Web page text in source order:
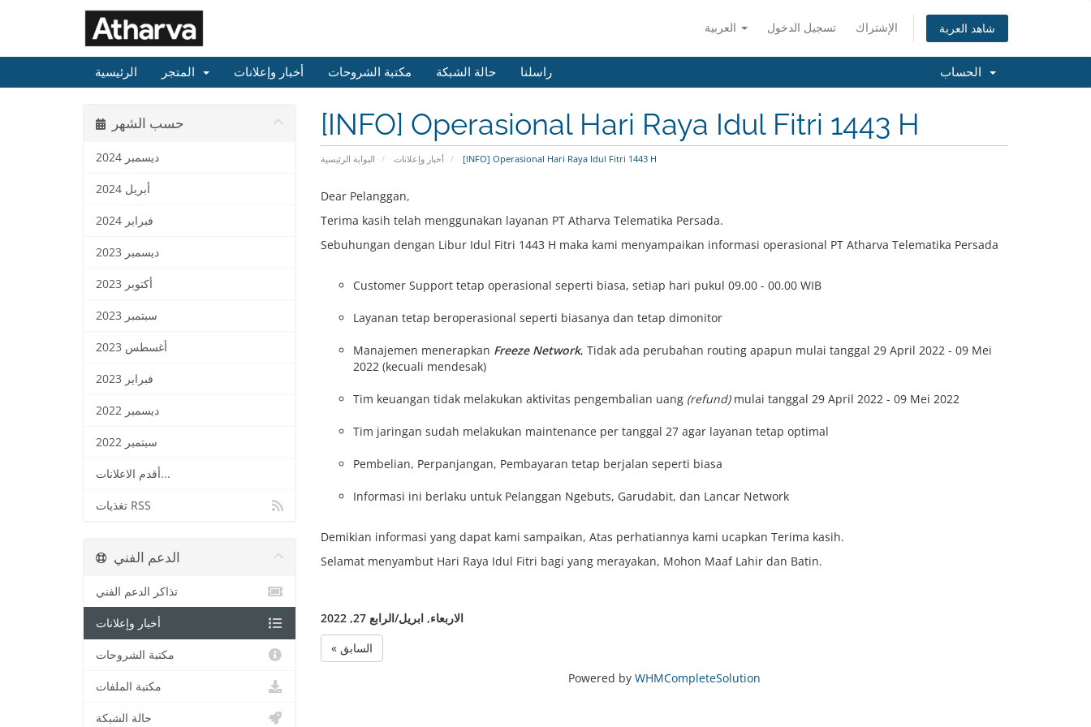
تسجيل الدخول الإشتراك شاهد العربة
الرئيسية أخبار وإعلانات مكتبة الشروحات حالة الشبكة راسلنا
[INFO] Operasional Hari Raya Idul Fitri 1443 H
البوابة الرئيسية أخبار وإعلانات [INFO] Operasional Hari Raya Idul Fitri 1443 H
حسب الشهر
ديسمبر 2024
أبريل 2024
فبراير 2024
ديسمبر 2023
أكتوبر 2023
سبتمبر 2023
أغسطس 2023
فبراير 2023
ديسمبر 2022
سبتمبر 2022
أقدم الاعلانات...
تغذيات RSS
Dear Pelanggan,
Terima kasih telah menggunakan layanan PT Atharva Telematika Persada.
Sebuhungan dengan Libur Idul Fitri 1443 H maka kami menyampaikan informasi operasional PT Atharva Telematika Persada
Customer Support tetap operasional seperti biasa, setiap hari pukul 09.00 - 00.00 WIB
Layanan tetap beroperasional seperti biasanya dan tetap dimonitor
Manajemen menerapkan Freeze Network, Tidak ada perubahan routing apapun mulai tanggal 29 April 2022 - 09 Mei
2022 (kecuali mendesak)
Tim keuangan tidak melakukan aktivitas pengembalian uang (refund)mulai tanggal 29 April 2022 - 09 Mei 2022
Tim jaringan sudah melakukan maintenance per tanggal 27 agar layanan tetap optimal
Pembelian, Perpanjangan, Pembayaran tetap berjalan seperti biasa
Informasi ini berlaku untuk Pelanggan Ngebuts, Garudabit, dan Lancar Network
Demikian informasi yang dapat kami sampaikan, Atas perhatiannya kami ucapkan Terima kasih.
Selamat menyambut Hari Raya Idul Fitri bagi yang merayakan, Mohon Maaf Lahir dan Batin.
الاربعاء, ابريل/الرابع 27, 2022
« السابق
Powered by WHMCompleteSolution
الدعم الفني
تذاكر الدعم الفني
أخبار وإعلانات
مكتبة الشروحات
مكتبة الملفات
حالة الشبكة